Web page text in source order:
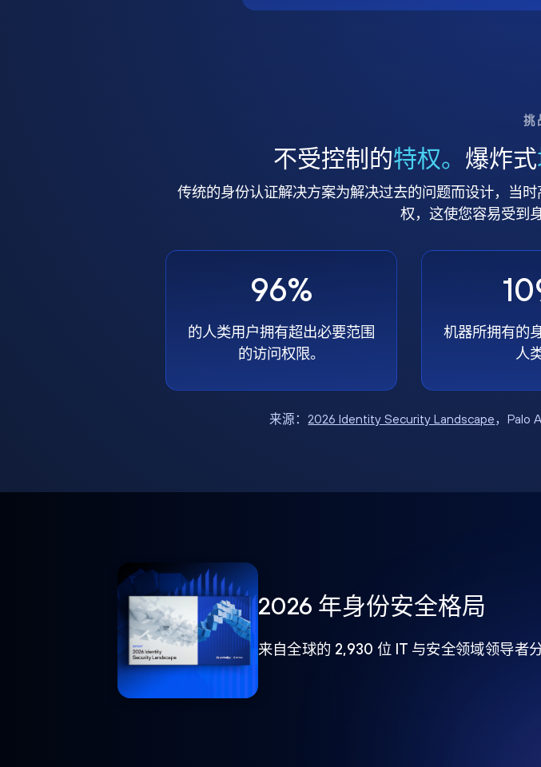
挑
不受控制的特权。 爆炸式
传统的身份认证解决方案为解决过去的问题而设计，当
权，这使您容易受到
96%
的人类用户拥有超出必要范围
的访问权限。
机器所拥有的
人
来源： 2026 Identity Security Landscape，Palo
2026 年身份安全格局
来自全球的 2,930 位 IT 与安全领域领导者